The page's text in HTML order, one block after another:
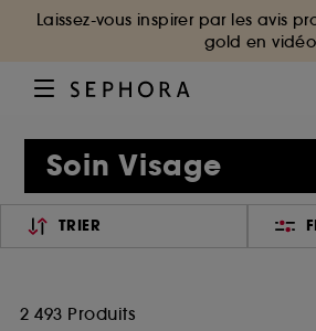
Laissez-vous inspirer par les avis
gold en
Soin Visage
TRIER
2 493 Produits